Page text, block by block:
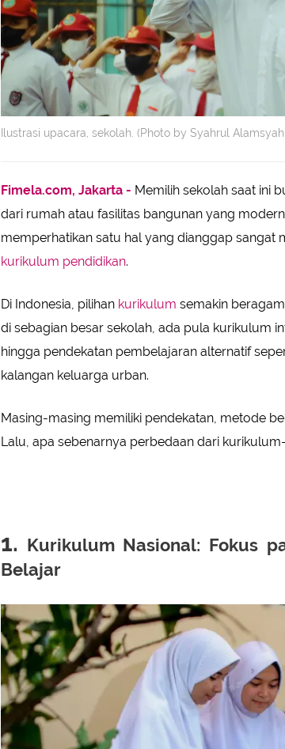
Ilustrasi upacara, sekolah. (Photo by Syahrul
Fimela.com, Jakarta - Memilih sekolah saat ini
dari rumah atau fasilitas bangunan yang
memperhatikan satu hal yang dianggap sangat
kurikulum pendidikan.
Di Indonesia, pilihan kurikulum semakin
di sebagian besar sekolah, ada pula kurikulum
hingga pendekatan pembelajaran alternatif
kalangan keluarga urban.
Masing-masing memiliki pendekatan, metode
Lalu, apa sebenarnya perbedaan dari kurikulum-
1. Kurikulum Nasional: Fokus
Belajar